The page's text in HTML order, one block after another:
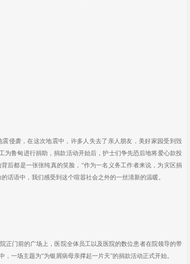
侵袭，在这次地震中，许多人失去了亲人朋友，美好家园受到毁
为鲁甸进行捐助，捐款活动开始后，护士们争先恐后地将爱心款投
后都是一张张纯真的笑脸，“作为一名义务工作者来说，为灾区捐
话语中，我们感受到这个喧嚣社会之外的一丝清新的温暖。
门前的广场上，医院全体员工以及医院的数位患者在院领导的带
一场主题为“为银屑病母亲撑起一片天”的捐款活动正式开始。